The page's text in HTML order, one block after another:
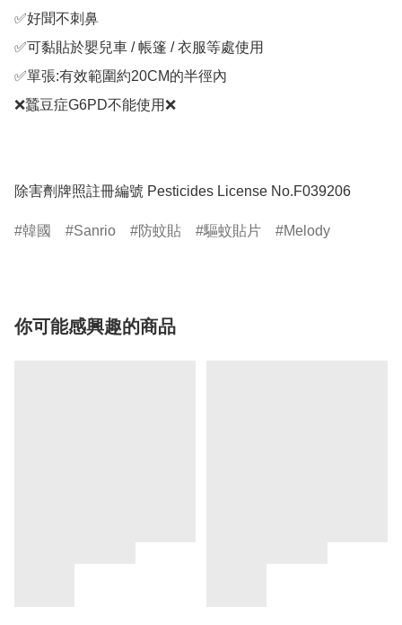
✅好聞不刺鼻
✅可黏貼於嬰兒車 / 帳篷 / 衣服等處使用
✅單張:有效範圍約20CM的半徑內
❌蠶豆症G6PD不能使用❌
除害劑牌照註冊編號 Pesticides License No.F039206
韓國 Sanrio 防蚊貼 驅蚊貼片 Melody
你可能感興趣的商品